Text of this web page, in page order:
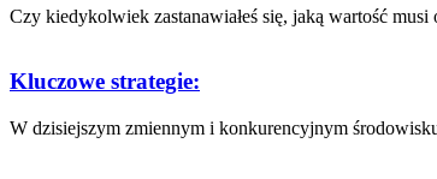
Czy kiedykolwiek⁤ zastanawiałeś‌ się, jaką wartość‌ musi
Kluczowe strategie:
W dzisiejszym zmiennym ⁤i konkurencyjnym